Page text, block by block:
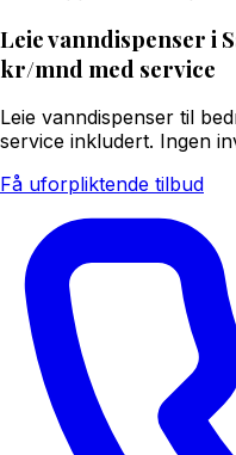
Leie vanndispenser i
kr/mnd med service
Leie vanndispenser til
service inkludert. Ingen
Få uforpliktende tilbud